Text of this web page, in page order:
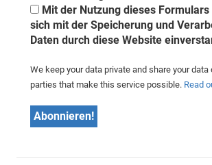
Mit der Nutzung dieses
sich mit der Speicherung und
Daten durch diese Website
We keep your data private and share your data
parties that make this service possible. Read